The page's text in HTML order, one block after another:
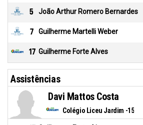
5 João Arthur Romero Bernardes
7 Guilherme Martelli Weber
17 Guilherme Forte Alves
Assistências
Colégio Liceu Jardim -15
Davi Mattos Costa